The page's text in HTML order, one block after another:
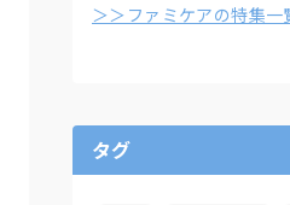
＞＞ファミケアの特集一
タグ